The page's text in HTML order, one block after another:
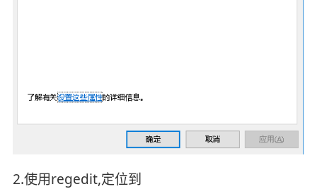
2.使用regedit,定位到